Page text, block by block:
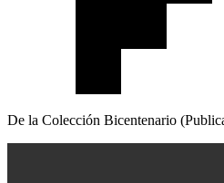
De la Colección Bicentenario